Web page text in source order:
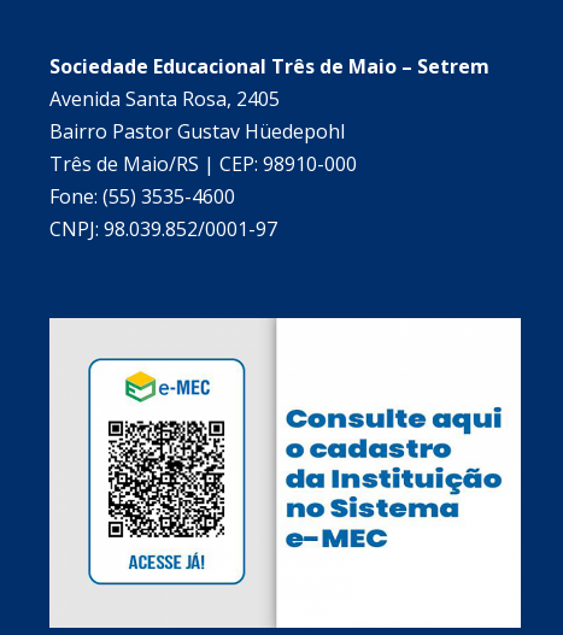
Sociedade Educacional Três de Maio – Setrem
Avenida Santa Rosa, 2405
Bairro Pastor Gustav Hüedepohl
Três de Maio/RS | CEP: 98910-000
Fone: (55) 3535-4600
CNPJ: 98.039.852/0001-97